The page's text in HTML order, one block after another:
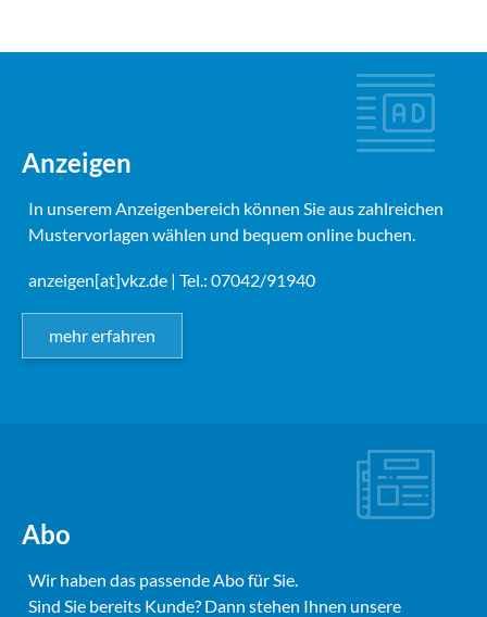
Anzeigen
In unserem Anzeigenbereich können Sie aus zahlreichen
Mustervorlagen wählen und bequem online buchen.
anzeigen[at]vkz.de | Tel.: 07042/91940
mehr erfahren
Abo
Wir haben das passende Abo für Sie.
Sind Sie bereits Kunde? Dann stehen Ihnen unsere